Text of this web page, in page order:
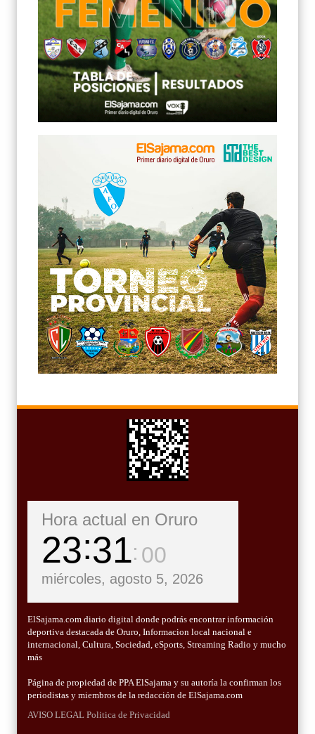
Hora actual en Oruro
23 31 02
miércoles, agosto 5, 2026
ElSajama.com diario digital donde podrás encontrar información
deportiva destacada de Oruro, Informacion local nacional e
internacional, Cultura, Sociedad, eSports, Streaming Radio y mucho
más
Página de propiedad de PPA ElSajama y su autoría la confirman los
periodistas y miembros de la redacción de ElSajama.com
AVISO LEGAL Politica de Privacidad